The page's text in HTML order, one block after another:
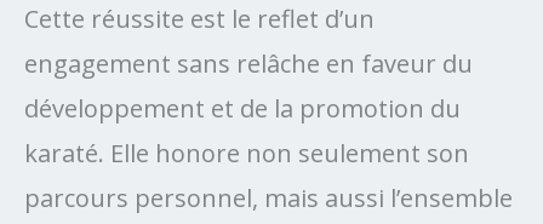
Cette réussite est le reflet d’un
engagement sans relâche en faveur du
développement et de la promotion du
karaté. Elle honore non seulement son
parcours personnel, mais aussi l’ensemble